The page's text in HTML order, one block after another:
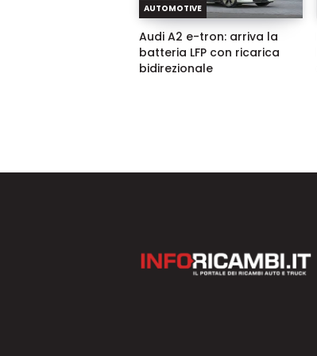
AUTOMOTIVE
Audi A2 e-tron: arriva la
batteria LFP con ricarica
bidirezionale